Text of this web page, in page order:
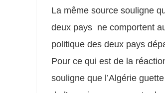
La même source souligne
deux pays ne comportent
politique des deux pays
Pour ce qui est de la
souligne que l’Algérie